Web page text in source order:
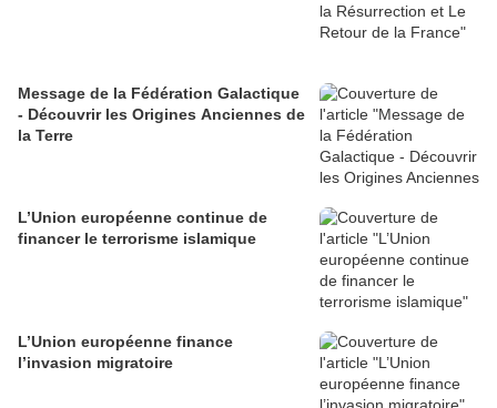
Message de la Fédération Galactique
- Découvrir les Origines Anciennes de
la Terre
L’Union européenne continue de
financer le terrorisme islamique
L’Union européenne finance
l’invasion migratoire